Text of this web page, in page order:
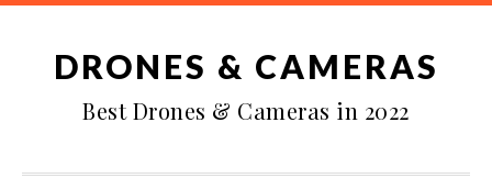
DRONES & CAMERAS
Best Drones & Cameras in 2022